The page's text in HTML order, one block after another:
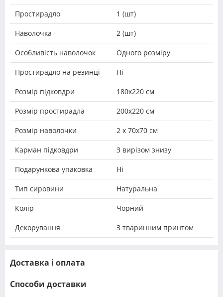
Простирадло 1 (шт)
Наволочка 2 (шт)
Особливість наволочок Одного розміру
Простирадло на резинці Ні
Розмір підковдри 180х220 см
Розмір простирадла 200х220 см
Розмір наволочки 2 х 70х70 см
Карман підковдри З вирізом знизу
Подарункова упаковка Ні
Тип сировини Натуральна
Колір Чорний
Декорування З тваринним принтом
Доставка і оплата
Способи доставки